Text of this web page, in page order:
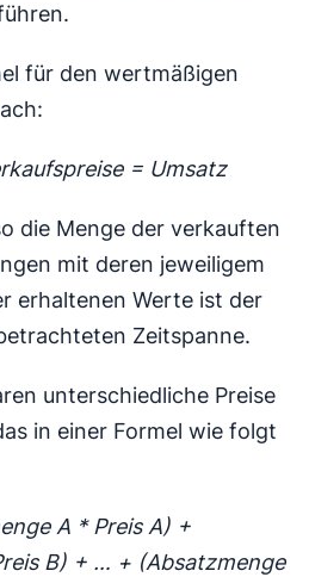
für den wertmäßigen
= Umsatz
die Menge der verkauften
mit deren jeweiligem
erhaltenen Werte ist der
Zeitspanne.
unterschiedliche Preise
in einer Formel wie folgt
A * Preis A) +
B) + … + (Absatzmenge